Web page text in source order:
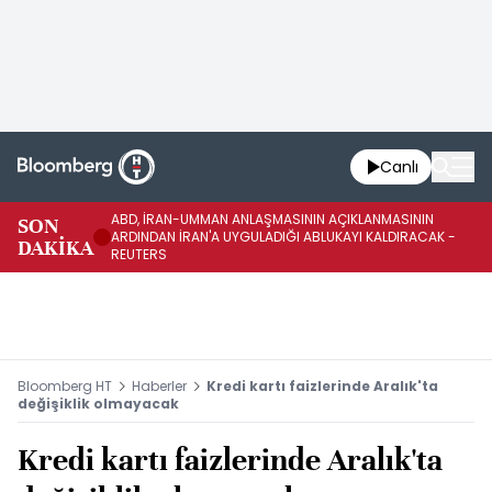
Canlı
SON
DAKİKA
ABD, İRAN-UMMAN ANLAŞMASININ AÇIKLANMASININ
ARDINDAN İRAN'A UYGULADIĞI ABLUKAYI KALDIRACAK -
REUTERS
Bloomberg HT Haberler
Kredi kartı faizlerinde Aralık'ta
değişiklik olmayacak
Kredi kartı faizlerinde Aralık'ta